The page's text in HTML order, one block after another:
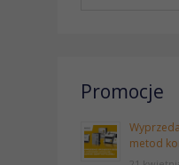
Promocje
metod